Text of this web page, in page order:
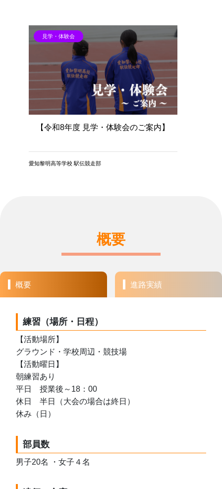
見学・体験会
【令和8年度 見学・体験会のご案内】
愛知黎明高等学校 駅伝競走部
概要
概要 進路実績
練習（場所・日程）
【活動場所】
グラウンド・学校周辺・競技場
【活動曜日】
朝練習あり
平日　授業後～18：00
休日　半日（大会の場合は終日）
休み（日）
部員数
男子20名 ・女子４名